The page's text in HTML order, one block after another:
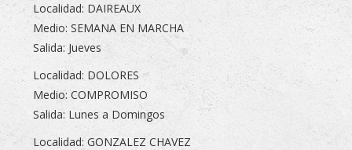
Localidad: DAIREAUX
Medio: SEMANA EN MARCHA
Salida: Jueves
Localidad: DOLORES
Medio: COMPROMISO
Salida: Lunes a Domingos
Localidad: GONZALEZ CHAVEZ